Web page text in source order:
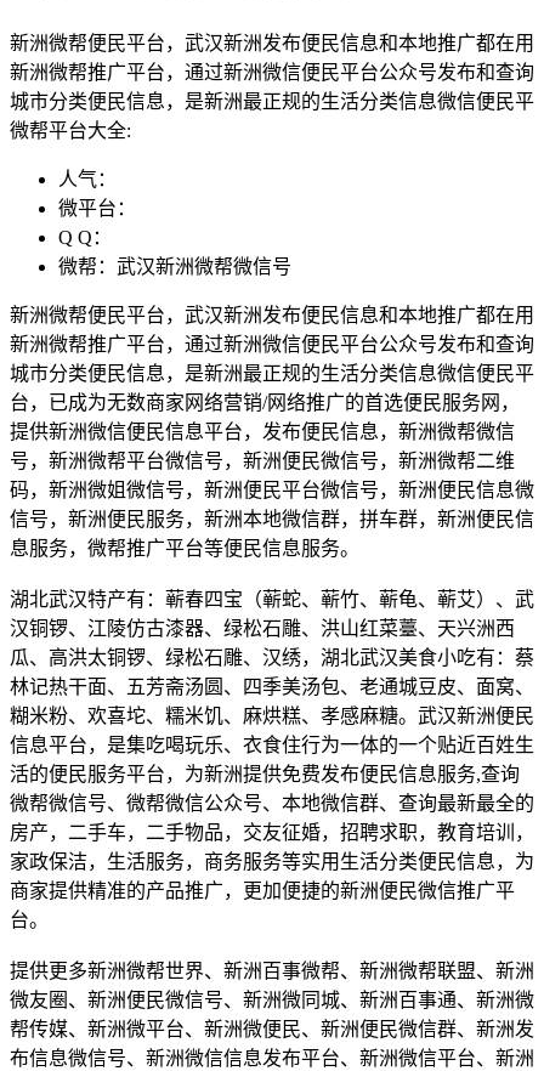
新洲微帮便民平台，武汉新洲发布便民信息和本地推广都在用
新洲微帮推广平台，通过新洲微信便民平台公众号发布和查询
城市分类便民信息，是新洲最正规的生活分类信息微信便民平
微帮平台大全:
人气：
微平台：
Q Q：
微帮：武汉新洲微帮微信号
新洲微帮便民平台，武汉新洲发布便民信息和本地推广都在用
新洲微帮推广平台，通过新洲微信便民平台公众号发布和查询
城市分类便民信息，是新洲最正规的生活分类信息微信便民平
台，已成为无数商家网络营销/网络推广的首选便民服务网，
提供新洲微信便民信息平台，发布便民信息，新洲微帮微信
号，新洲微帮平台微信号，新洲便民微信号，新洲微帮二维
码，新洲微姐微信号，新洲便民平台微信号，新洲便民信息微
信号，新洲便民服务，新洲本地微信群，拼车群，新洲便民信
息服务，微帮推广平台等便民信息服务。
湖北武汉特产有：蕲春四宝（蕲蛇、蕲竹、蕲龟、蕲艾）、武
汉铜锣、江陵仿古漆器、绿松石雕、洪山红菜薹、天兴洲西
瓜、高洪太铜锣、绿松石雕、汉绣，湖北武汉美食小吃有：蔡
林记热干面、五芳斋汤圆、四季美汤包、老通城豆皮、面窝、
糊米粉、欢喜坨、糯米饥、麻烘糕、孝感麻糖。武汉新洲便民
信息平台，是集吃喝玩乐、衣食住行为一体的一个贴近百姓生
活的便民服务平台，为新洲提供免费发布便民信息服务,查询
微帮微信号、微帮微信公众号、本地微信群、查询最新最全的
房产，二手车，二手物品，交友征婚，招聘求职，教育培训，
家政保洁，生活服务，商务服务等实用生活分类便民信息，为
商家提供精准的产品推广，更加便捷的新洲便民微信推广平
台。
提供更多新洲微帮世界、新洲百事微帮、新洲微帮联盟、新洲
微友圈、新洲便民微信号、新洲微同城、新洲百事通、新洲微
帮传媒、新洲微平台、新洲微便民、新洲便民微信群、新洲发
布信息微信号、新洲微信信息发布平台、新洲微信平台、新洲